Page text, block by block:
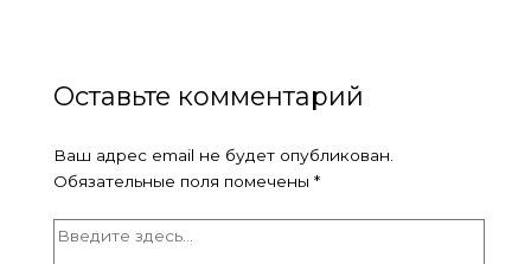
Оставьте комментарий
Ваш адрес email не будет опубликован.
Обязательные поля помечены *
Введите